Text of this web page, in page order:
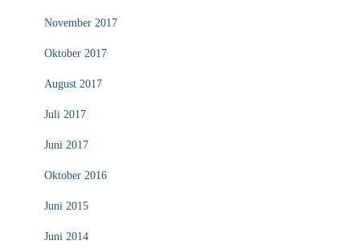
November 2017
Oktober 2017
August 2017
Juli 2017
Juni 2017
Oktober 2016
Juni 2015
Juni 2014